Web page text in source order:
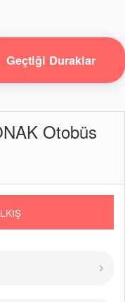
Geçtiği Duraklar
Otobüs